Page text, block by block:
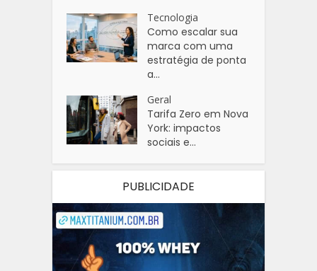
Tecnologia
Como escalar sua
marca com uma
estratégia de ponta
a...
Geral
Tarifa Zero em Nova
York: impactos
sociais e...
PUBLICIDADE